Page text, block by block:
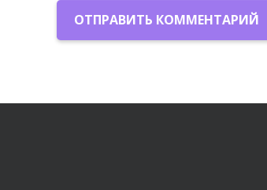
ОТПРАВИТЬ КОММЕНТАРИЙ